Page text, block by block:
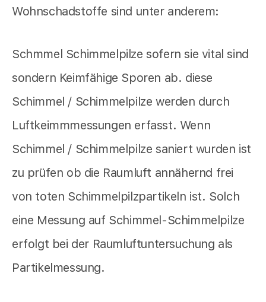
Wohnschadstoffe sind unter anderem:
Schmmel Schimmelpilze sofern sie vital sind
sondern Keimfähige Sporen ab. diese
Schimmel / Schimmelpilze werden durch
Luftkeimmmessungen erfasst. Wenn
Schimmel / Schimmelpilze saniert wurden ist
zu prüfen ob die Raumluft annähernd frei
von toten Schimmelpilzpartikeln ist. Solch
eine Messung auf Schimmel-Schimmelpilze
erfolgt bei der Raumluftuntersuchung als
Partikelmessung.